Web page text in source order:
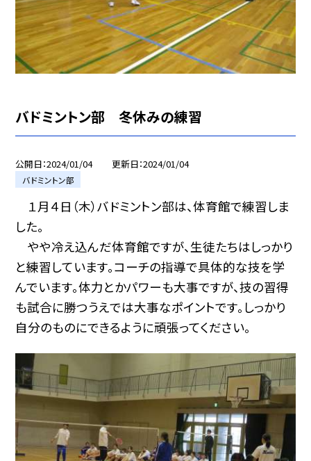
バドミントン部 冬休みの練習
公開日 2024/01/04 更新日 2024/01/04
バドミントン部
１月４日（木）バドミントン部は、体育館で練習しま
した。
やや冷え込んだ体育館ですが、生徒たちはしっかり
と練習しています。コーチの指導で具体的な技を学
んでいます。体力とかパワーも大事ですが、技の習得
も試合に勝つうえでは大事なポイントです。しっかり
自分のものにできるように頑張ってください。